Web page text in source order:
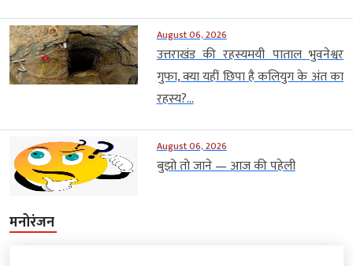
August 06, 2026
उत्तराखंड की रहस्यमयी पाताल भुवनेश्वर
गुफा, क्या यहीं छिपा है कलियुग के अंत का
रहस्य?...
August 06, 2026
बुझो तो जाने — आज की पहेली
मनोरंजन